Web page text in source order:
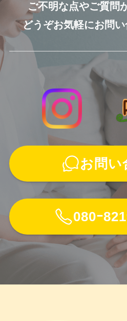
ご不明な点やご質問
どうぞお気軽にお問
お問い
080ｰ